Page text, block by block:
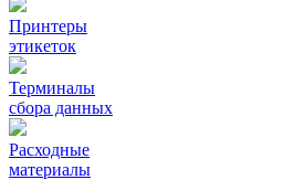
Принтеры
этикеток
Терминалы
сбора данных
Расходные
материалы